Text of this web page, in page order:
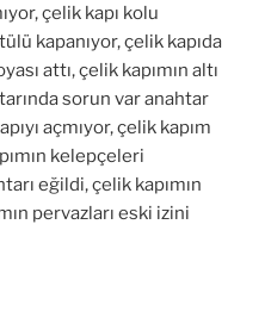
çelik kapı kolu
kapanıyor, çelik kapıda
attı, çelik kapımın altı
sorun var anahtar
açmıyor, çelik kapım
kelepçeleri
eğildi, çelik kapımın
pervazları eski izini